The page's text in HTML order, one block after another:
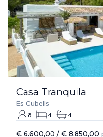
Casa Tranquila
Es Cubells
8
4 4
€ 6.600,00 / € 8.850,00